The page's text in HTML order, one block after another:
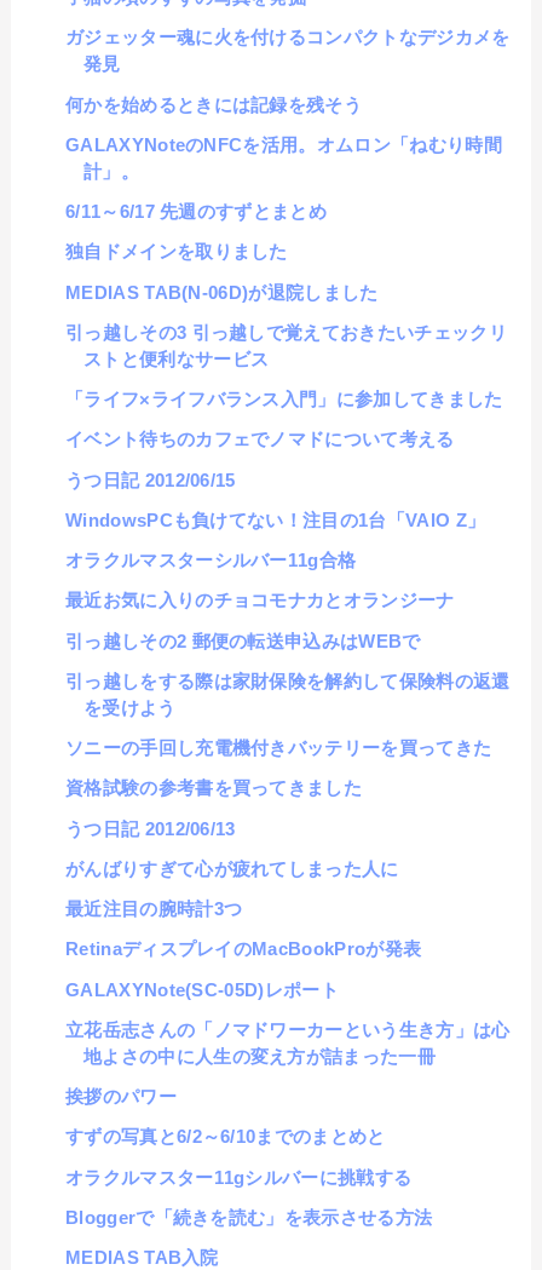
ガジェッター魂に火を付けるコンパクトなデジカメを
発見
何かを始めるときには記録を残そう
GALAXYNoteのNFCを活用。オムロン「ねむり時間
計」。
6/11～6/17 先週のすずとまとめ
独自ドメインを取りました
MEDIAS TAB(N-06D)が退院しました
引っ越しその3 引っ越しで覚えておきたいチェックリ
ストと便利なサービス
「ライフ×ライフバランス入門」に参加してきました
イベント待ちのカフェでノマドについて考える
うつ日記 2012/06/15
WindowsPCも負けてない！注目の1台「VAIO Z」
オラクルマスターシルバー11g合格
最近お気に入りのチョコモナカとオランジーナ
引っ越しその2 郵便の転送申込みはWEBで
引っ越しをする際は家財保険を解約して保険料の返還
を受けよう
ソニーの手回し充電機付きバッテリーを買ってきた
資格試験の参考書を買ってきました
うつ日記 2012/06/13
がんばりすぎて心が疲れてしまった人に
最近注目の腕時計3つ
RetinaディスプレイのMacBookProが発表
GALAXYNote(SC-05D)レポート
立花岳志さんの「ノマドワーカーという生き方」は心
地よさの中に人生の変え方が詰まった一冊
挨拶のパワー
すずの写真と6/2～6/10までのまとめと
オラクルマスター11gシルバーに挑戦する
Bloggerで「続きを読む」を表示させる方法
MEDIAS TAB入院